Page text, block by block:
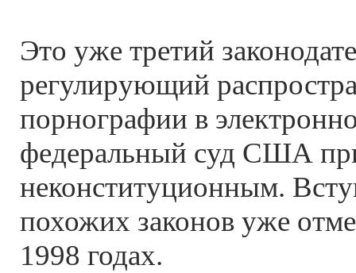
Это уже третий
регулирующий
порнографии в
федеральный суд США
неконституционным.
похожих законов уже
1998 годах.